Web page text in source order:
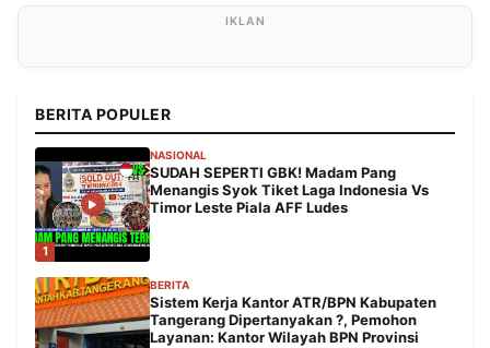
BERITA POPULER
1
NASIONAL
SUDAH SEPERTI GBK! Madam Pang
Menangis Syok Tiket Laga Indonesia Vs
Timor Leste Piala AFF Ludes
BERITA
Sistem Kerja Kantor ATR/BPN Kabupaten
Tangerang Dipertanyakan ?, Pemohon
Layanan: Kantor Wilayah BPN Provinsi